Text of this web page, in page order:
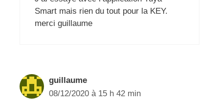
Smart mais rien du tout pour la KEY.
merci guillaume
guillaume
08/12/2020 à 15 h 42 min